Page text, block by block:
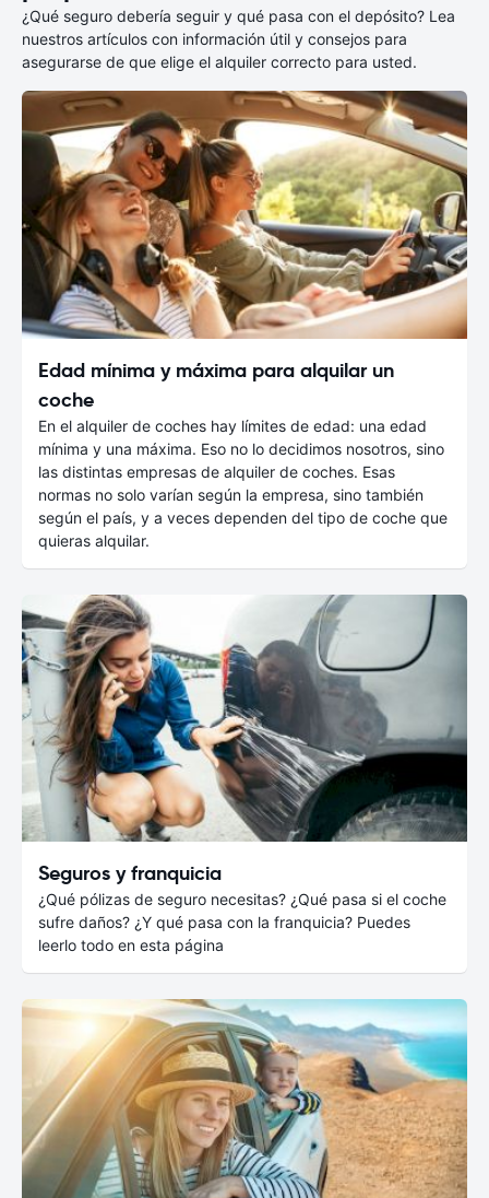
¿Qué seguro debería seguir y qué pasa con el depósito? Lea
nuestros artículos con información útil y consejos para
asegurarse de que elige el alquiler correcto para usted.
Edad mínima y máxima para alquilar un
coche
En el alquiler de coches hay límites de edad: una edad
mínima y una máxima. Eso no lo decidimos nosotros, sino
las distintas empresas de alquiler de coches. Esas
normas no solo varían según la empresa, sino también
según el país, y a veces dependen del tipo de coche que
quieras alquilar.
Seguros y franquicia
¿Qué pólizas de seguro necesitas? ¿Qué pasa si el coche
sufre daños? ¿Y qué pasa con la franquicia? Puedes
leerlo todo en esta página